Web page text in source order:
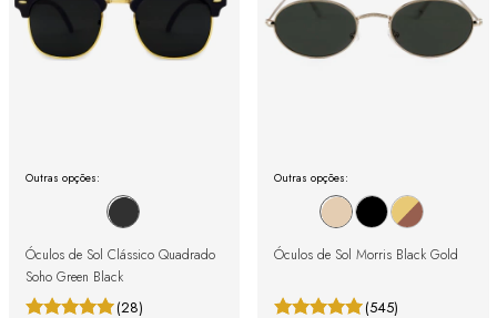
Outras opções:
Óculos de Sol Clássico Quadrado
Soho Green Black
(28)
Outras opções:
Óculos de Sol Morris Black Gold
(545)